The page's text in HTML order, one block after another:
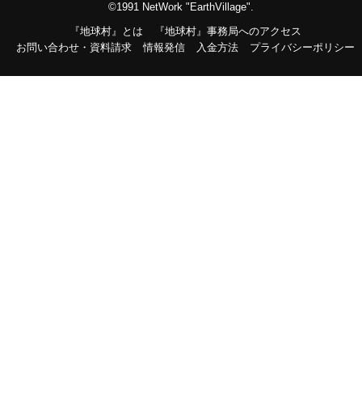
©1991 NetWork "EarthVillage".
『地球村』とは
『地球村』事務局へのアクセス
お問い合わせ・資料請求
情報発信 入金方法 プライバシーポリシー